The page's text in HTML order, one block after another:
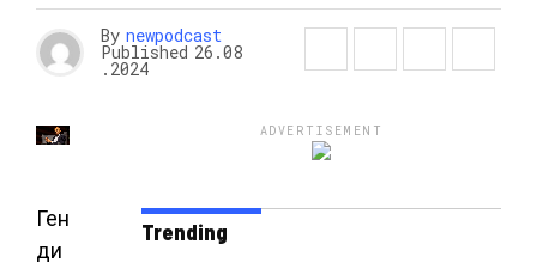
By newpodcast
Published 26.08
.2024
Ген
ди
ADVERTISEMENT
Trending